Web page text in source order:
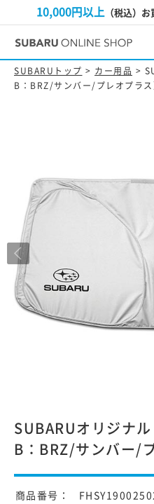
10,000円以上 （税込）
SUBARUトップ > カー用品 >
B：BRZ/サンバー/プレオプラス
SUBARUオリジナ
B：BRZ/サンバー/
商品番号：